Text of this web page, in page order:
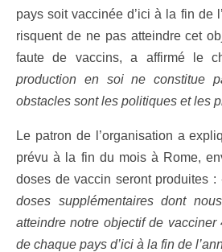
pays soit vaccinée d’ici à la fin de
risquent de ne pas atteindre cet
faute de vaccins, a affirmé le
production en soi ne constitue
obstacles sont les politiques et les
Le patron de l’organisation a
prévu à la fin du mois à Rome,
doses de vaccin seront produites :
doses supplémentaires dont
atteindre notre objectif de
de chaque pays d’ici à la fin de